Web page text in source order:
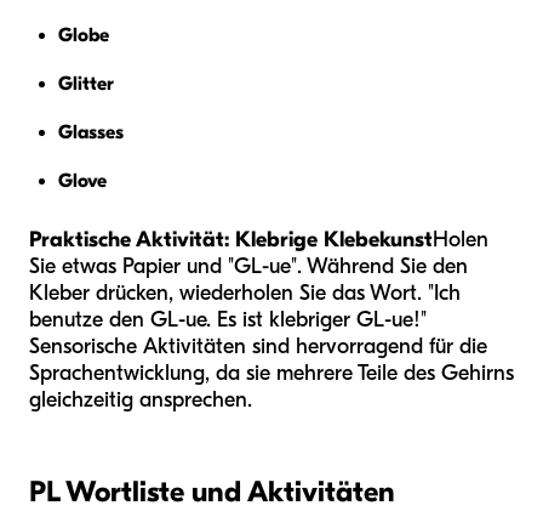
Globe
Glitter
Glasses
Glove
Praktische Aktivität: Klebrige KlebekunstHolen
Sie etwas Papier und "GL-ue". Während Sie den
Kleber drücken, wiederholen Sie das Wort. "Ich
benutze den GL-ue. Es ist klebriger GL-ue!"
Sensorische Aktivitäten sind hervorragend für die
Sprachentwicklung, da sie mehrere Teile des Gehirns
gleichzeitig ansprechen.
PL Wortliste und Aktivitäten